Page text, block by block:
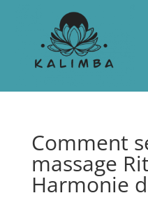
Comment
massage
Harmonie